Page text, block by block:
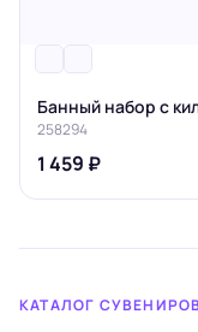
Банный набор с
258294
1 459 ₽
КАТАЛОГ